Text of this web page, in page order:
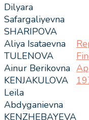
Dilyara
Safargaliyevna
SHARIPOVA
Aliya Isataevna
TULENOVA
Ainur Berikovna
KENJAKULOVA
Leila
Abdyganievna
KENZHEBAYEVA